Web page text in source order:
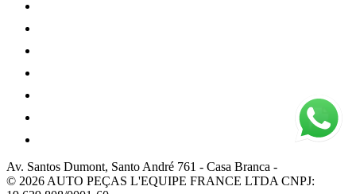
Av. Santos Dumont, Santo André 761 - Casa Branca -
© 2026 AUTO PEÇAS L'EQUIPE FRANCE LTDA CNPJ: